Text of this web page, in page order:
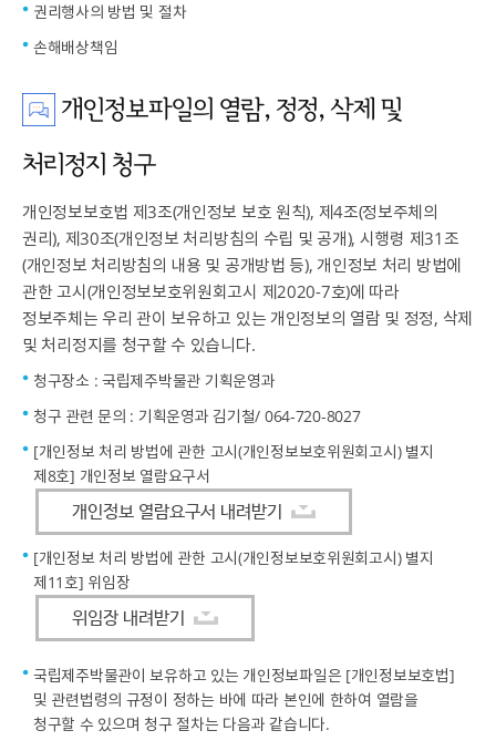
권리행사의 방법 및 절차
손해배상책임
개인정보파일의 열람, 정정, 삭제 및
처리정지 청구
개인정보보호법 제3조(개인정보 보호 원칙), 제4조(정보주체의
권리), 제30조(개인정보 처리방침의 수립 및 공개), 시행령 제31조
(개인정보 처리방침의 내용 및 공개방법 등), 개인정보 처리 방법에
관한 고시(개인정보보호위원회고시 제2020-7호)에 따라
정보주체는 우리 관이 보유하고 있는 개인정보의 열람 및 정정, 삭제
및 처리정지를 청구할 수 있습니다.
청구장소 : 국립제주박물관 기획운영과
청구 관련 문의 : 기획운영과 김기철/ 064-720-8027
[개인정보 처리 방법에 관한 고시(개인정보보호위원회고시) 별지
제8호] 개인정보 열람요구서
개인정보 열람요구서 내려받기
[개인정보 처리 방법에 관한 고시(개인정보보호위원회고시) 별지
제11호] 위임장
위임장 내려받기
국립제주박물관이 보유하고 있는 개인정보파일은 [개인정보보호법]
및 관련법령의 규정이 정하는 바에 따라 본인에 한하여 열람을
청구할 수 있으며 청구 절차는 다음과 같습니다.